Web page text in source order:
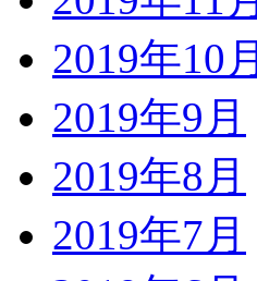
2019年10月
2019年9月
2019年8月
2019年7月